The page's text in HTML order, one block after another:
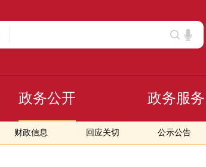
政务公开
财政信息 回应关切 公示公告
政务服务